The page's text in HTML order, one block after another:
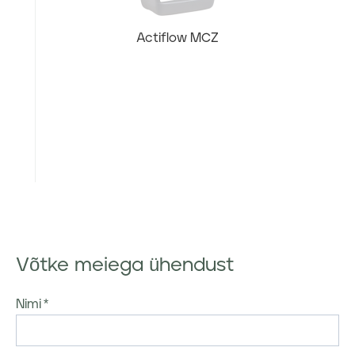
Actiflow MCZ
Võtke meiega ühendust
Nimi